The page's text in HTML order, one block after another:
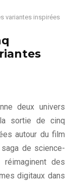
variantes inspirées
deux univers
sortie de cinq
autour du film
de science-
réimaginent des
digitaux dans